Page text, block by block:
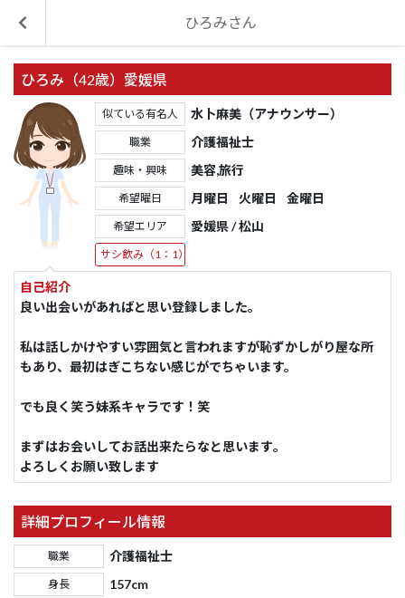
ひろみさん
ひろみ（42歳）愛媛県
似ている有名人 水卜麻美（アナウンサー）
職業 介護福祉士
趣味・興味 美容,旅行
希望曜日 月曜日 火曜日 金曜日
希望エリア 愛媛県 / 松山
サシ飲み（1：1）
自己紹介
良い出会いがあればと思い登録しました｡
私は話しかけやすい雰囲気と言われますが恥ずかしがり屋な所
もあり、最初はぎこちない感じがでちゃいます。
でも良く笑う妹系キャラです！笑
まずはお会いしてお話出来たらなと思います｡
よろしくお願い致します
詳細プロフィール情報
職業 介護福祉士
身長 157cm